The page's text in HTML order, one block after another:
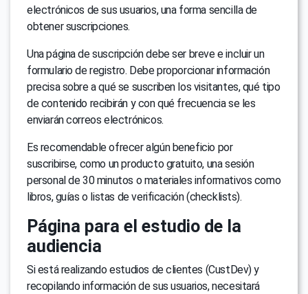
electrónicos de sus usuarios, una forma sencilla de
obtener suscripciones.
Una página de suscripción debe ser breve e incluir un
formulario de registro. Debe proporcionar información
precisa sobre a qué se suscriben los visitantes, qué tipo
de contenido recibirán y con qué frecuencia se les
enviarán correos electrónicos.
Es recomendable ofrecer algún beneficio por
suscribirse, como un producto gratuito, una sesión
personal de 30 minutos o materiales informativos como
libros, guías o listas de verificación (checklists).
Página para el estudio de la
audiencia
Si está realizando estudios de clientes (CustDev) y
recopilando información de sus usuarios, necesitará